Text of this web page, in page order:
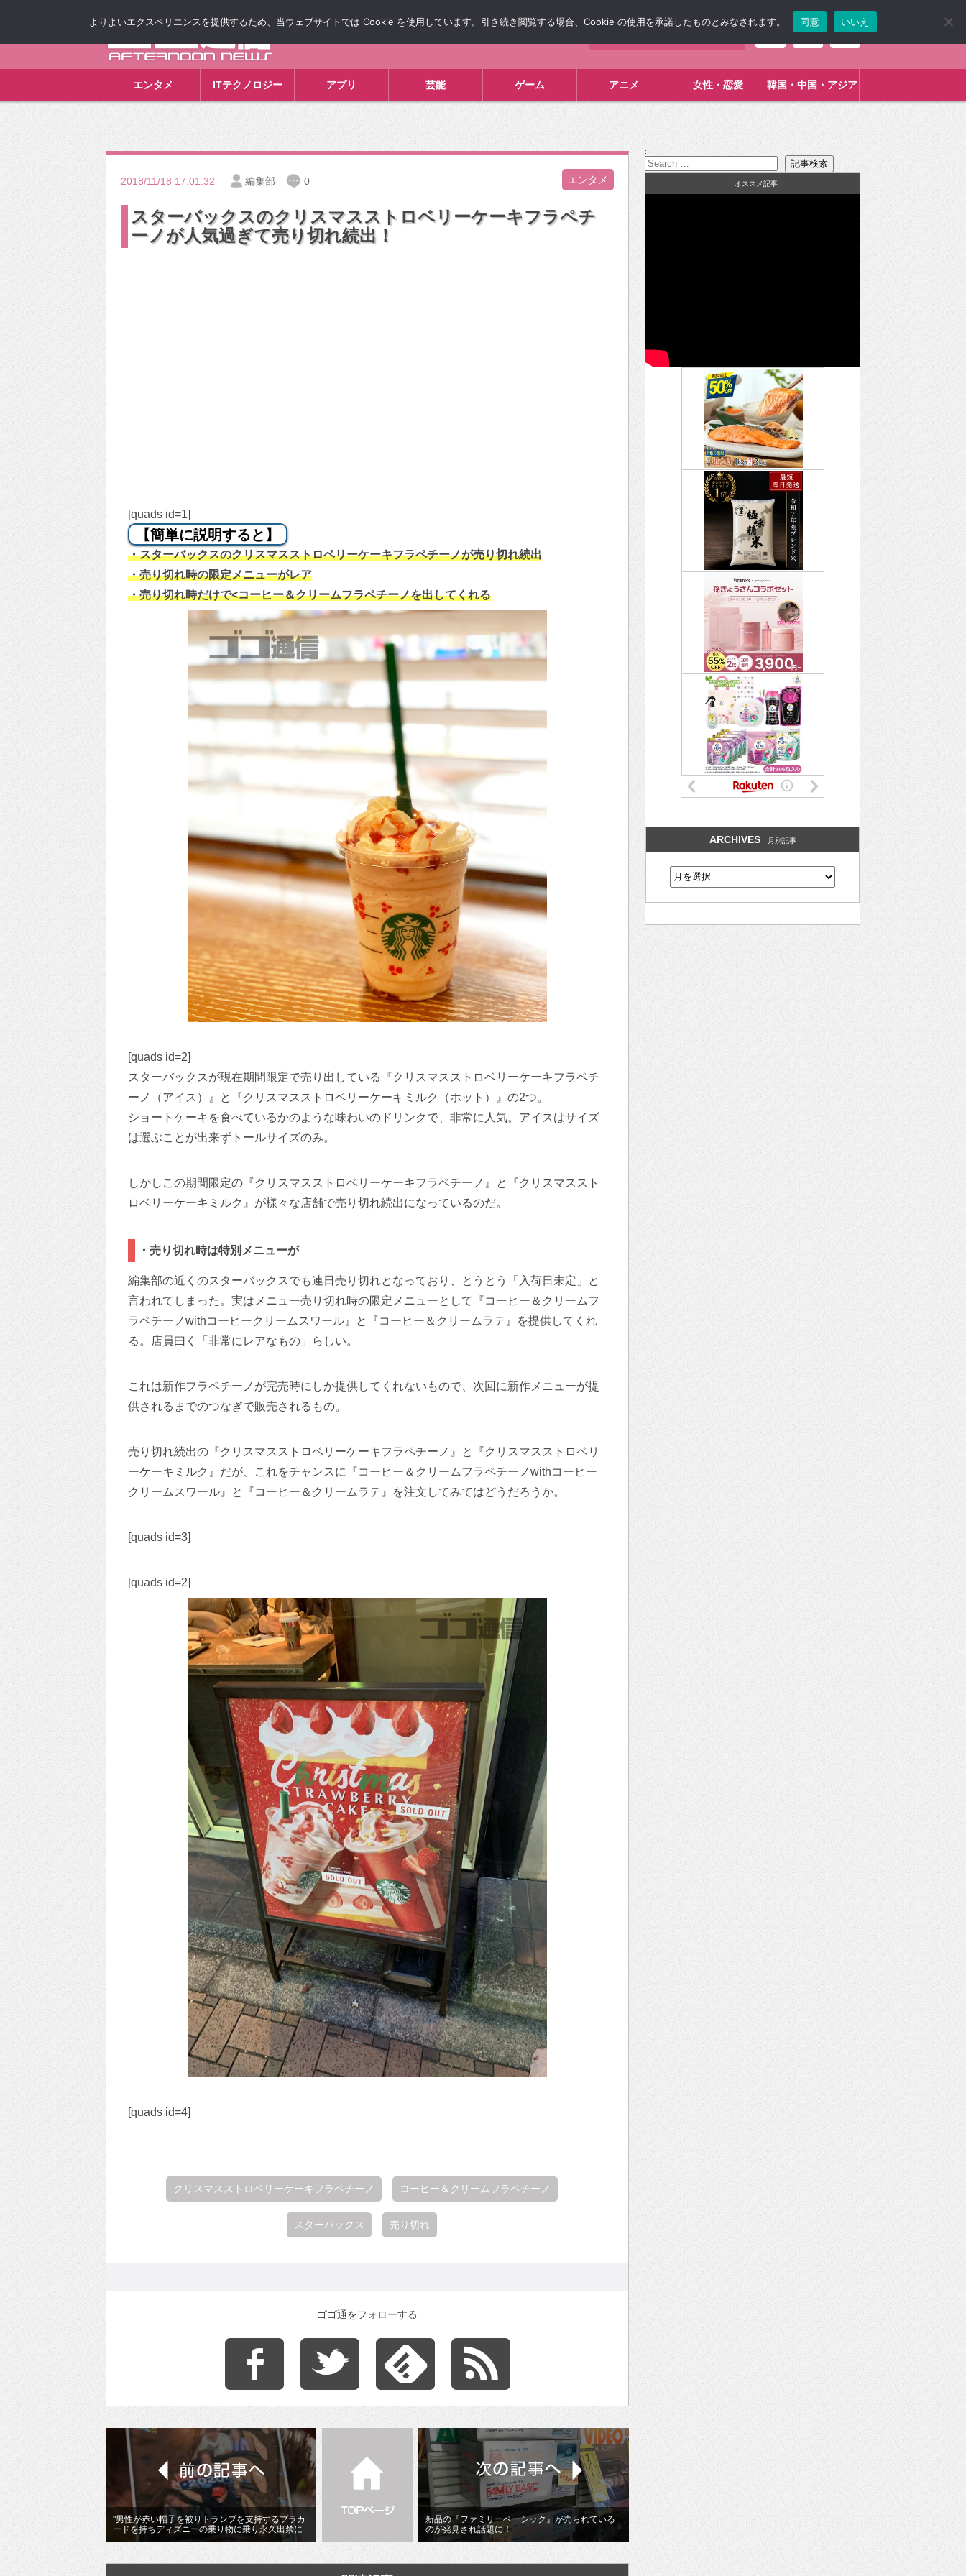
エンタメ ITテクノロジー アプリ 芸能 ゲーム アニメ 女性・恋愛 韓国・中国・アジア
2018/11/18 17:01:32 編集部 0 エンタメ
スターバックスのクリスマスストロベリーケーキフラペチ
ーノが人気過ぎて売り切れ続出！
[quads id=1]
【簡単に説明すると】
・スターバックスのクリスマスストロベリーケーキフラペチーノが売り切れ続出
・売り切れ時の限定メニューがレア
・売り切れ時だけで<コーヒー＆クリームフラペチーノを出してくれる
[quads id=2]
スターバックスが現在期間限定で売り出している『クリスマスストロベリーケーキフラペチ
ーノ（アイス）』と『クリスマスストロベリーケーキミルク（ホット）』の2つ。
ショートケーキを食べているかのような味わいのドリンクで、非常に人気。アイスはサイズ
は選ぶことが出来ずトールサイズのみ。
しかしこの期間限定の『クリスマスストロベリーケーキフラペチーノ』と『クリスマススト
ロベリーケーキミルク』が様々な店舗で売り切れ続出になっているのだ。
・売り切れ時は特別メニューが
編集部の近くのスターバックスでも連日売り切れとなっており、とうとう「入荷日未定」と
言われてしまった。実はメニュー売り切れ時の限定メニューとして『コーヒー＆クリームフ
ラペチーノwithコーヒークリームスワール』と『コーヒー＆クリームラテ』を提供してくれ
る。店員曰く「非常にレアなもの」らしい。
これは新作フラペチーノが完売時にしか提供してくれないもので、次回に新作メニューが提
供されるまでのつなぎで販売されるもの。
売り切れ続出の『クリスマスストロベリーケーキフラペチーノ』と『クリスマスストロベリ
ーケーキミルク』だが、これをチャンスに『コーヒー＆クリームフラペチーノwithコーヒー
クリームスワール』と『コーヒー＆クリームラテ』を注文してみてはどうだろうか。
[quads id=3]
[quads id=2]
[quads id=4]
クリスマスストロベリーケーキフラペチーノ コーヒー＆クリームフラペチーノ
スターバックス 売り切れ
ゴゴ通をフォローする
"男性が赤い帽子を被りトランプを支持するプラカ
ードを持ちディズニーの乗り物に乗り永久出禁に
新品の『ファミリーベーシック』が売られている
のが発見され話題に！
:
オススメ記事
ARCHIVES 月別記事
よりよいエクスペリエンスを提供するため、当ウェブサイトでは Cookie を使用しています。引き続き閲覧する場合、Cookie の使用を承諾したものとみなされます。 同意 いいえ